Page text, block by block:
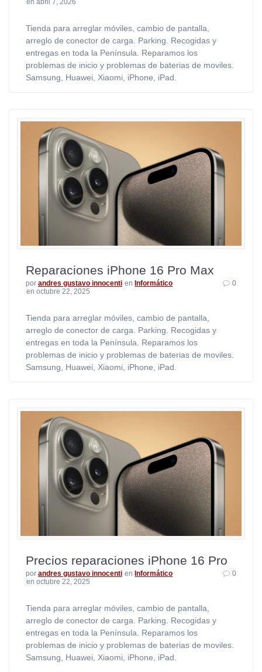
en abril 7, 2026
Tienda para arreglar móviles, cambio de pantalla,
arreglo de conector de carga. Parking. Recogidas y
entregas en toda la Península. Reparamos los
problemas de inicio y problemas de baterias de moviles.
Samsung, Huawei, Xiaomi, iPhone, iPad.
Reparaciones iPhone 16 Pro Max
por andres gustavo innocenti en Informático
en octubre 22, 2025
0
Tienda para arreglar móviles, cambio de pantalla,
arreglo de conector de carga. Parking. Recogidas y
entregas en toda la Península. Reparamos los
problemas de inicio y problemas de baterias de moviles.
Samsung, Huawei, Xiaomi, iPhone, iPad.
Precios reparaciones iPhone 16 Pro
por andres gustavo innocenti en Informático
en octubre 22, 2025
0
Tienda para arreglar móviles, cambio de pantalla,
arreglo de conector de carga. Parking. Recogidas y
entregas en toda la Península. Reparamos los
problemas de inicio y problemas de baterias de moviles.
Samsung, Huawei, Xiaomi, iPhone, iPad.